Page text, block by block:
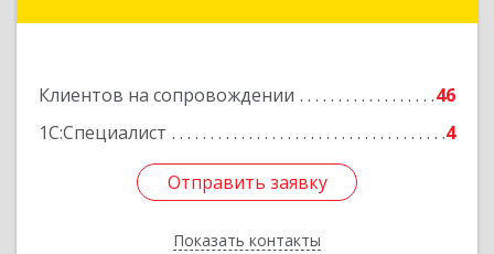
Клиентов на сопровождении
46
1С:Специалист
4
Отправить заявку
Показать контакты
Подробнее
Отправить заявку
Назад